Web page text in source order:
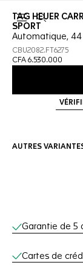
Ouvrir la
TAG HEUER
SPORT
Automatique, 44
CBU2082.FT6275
CFA 6.530.000
AUTRES
Services
Garantie de 5
Cartes de